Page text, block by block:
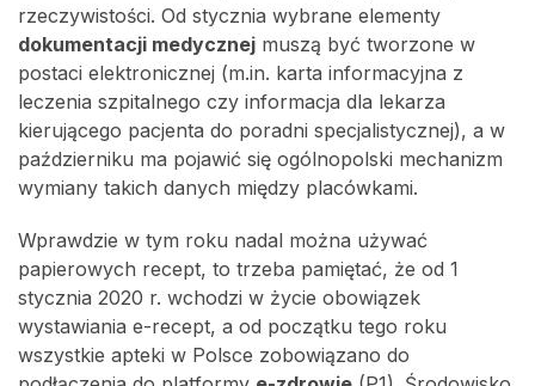
rzeczywistości. Od stycznia wybrane elementy
dokumentacji medycznej muszą być tworzone w
postaci elektronicznej (m.in. karta informacyjna z
leczenia szpitalnego czy informacja dla lekarza
kierującego pacjenta do poradni specjalistycznej), a w
październiku ma pojawić się ogólnopolski mechanizm
wymiany takich danych między placówkami.
Wprawdzie w tym roku nadal można używać
papierowych recept, to trzeba pamiętać, że od 1
stycznia 2020 r. wchodzi w życie obowiązek
wystawiania e-recept, a od początku tego roku
wszystkie apteki w Polsce zobowiązano do